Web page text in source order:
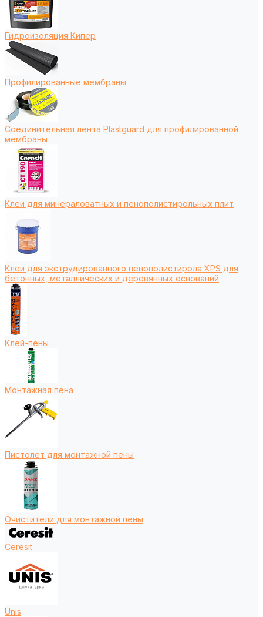
Гидроизоляция Кипер
Профилированные мембраны
Соединительная лента Plastguard для профилированной
мембраны
Клеи для минераловатных и пенополистирольных плит
Клеи для экструдированного пенополистирола XPS для
бетонных, металлических и деревянных оснований
Клей-пены
Монтажная пена
Пистолет для монтажной пены
Очистители для монтажной пены
Ceresit
Unis